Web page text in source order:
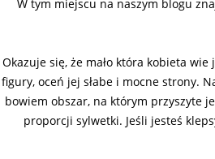
W tym miejscu na naszym blogu
Okazuje się, że mało która kobieta
figury, oceń jej słabe i mocne strony.
bowiem obszar, na którym przyszyte
proporcji sylwetki. Jeśli jesteś